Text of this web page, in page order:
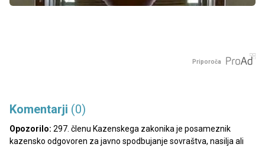
Priporoča
Komentarji (0)
Opozorilo: 297. členu Kazenskega zakonika je posameznik
kazensko odgovoren za javno spodbujanje sovraštva, nasilja ali